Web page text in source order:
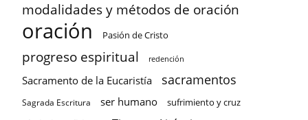
modalidades y métodos de oración
oración Pasión de Cristo
progreso espiritual redención
Sacramento de la Eucaristía sacramentos
Sagrada Escritura ser humano sufrimiento y cruz